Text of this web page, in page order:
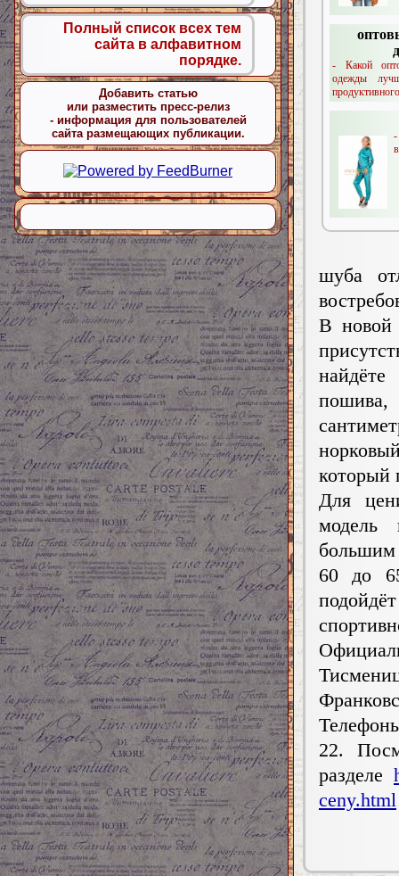
- Какой
одежды
-
шуба
В новой
пошива,
который
Для
модель
60 до
22.
разделе
ceny.html
Полный список всех тем
сайта в алфавитном
порядке.
Добавить статью
или разместить пресс-релиз
- информация для пользователей
сайта размещающих публикации.